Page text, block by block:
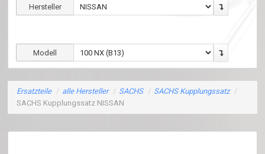
Hersteller
Modell
Ersatzteile / alle Hersteller / SACHS / SACHS Kupplungssatz /
SACHS Kupplungssatz NISSAN